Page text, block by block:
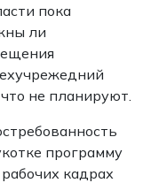
пока
ли
не планируют.
программу
кадрах